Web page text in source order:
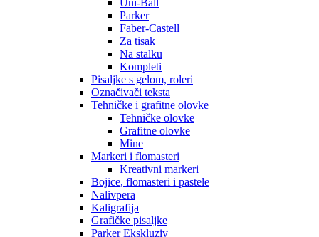
Uni-Ball
Parker
Faber-Castell
Za tisak
Na stalku
Kompleti
Pisaljke s gelom, roleri
Označivači teksta
Tehničke i grafitne olovke
Tehničke olovke
Grafitne olovke
Mine
Markeri i flomasteri
Kreativni markeri
Bojice, flomasteri i pastele
Nalivpera
Kaligrafija
Grafičke pisaljke
Parker Ekskluziv